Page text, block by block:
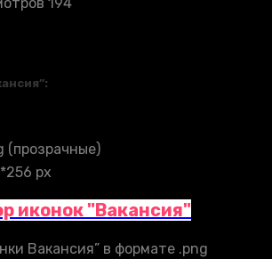
(прозрачные)
px
иконок "Вакансия"
Вакансия” в формате .png